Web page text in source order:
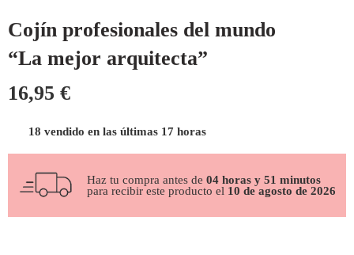
Cojín profesionales del mundo
“La mejor arquitecta”
16,95 €
18 vendido en las últimas 17 horas
Haz tu compra antes de 04 horas y 51 minutos
para recibir este producto el 10 de agosto de 2026